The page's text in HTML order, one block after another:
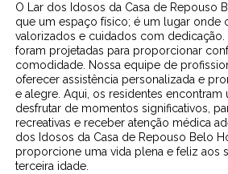
O Lar dos Idosos da Casa de Repouso
que um espaço físico; é um lugar onde
valorizados e cuidados com dedicação.
foram projetadas para proporcionar
comodidade. Nossa equipe de
oferecer assistência personalizada e
e alegre. Aqui, os residentes
desfrutar de momentos significativos,
recreativas e receber atenção médica
dos Idosos da Casa de Repouso Belo
proporcione uma vida plena e feliz aos
terceira idade.